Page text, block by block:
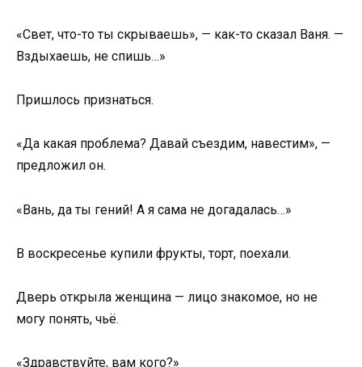
«Свет, что-то ты скрываешь», — как-то сказал Ваня. —
Вздыхаешь, не спишь…»
Пришлось признаться.
«Да какая проблема? Давай съездим, навестим», —
предложил он.
«Вань, да ты гений! А я сама не догадалась…»
В воскресенье купили фрукты, торт, поехали.
Дверь открыла женщина — лицо знакомое, но не
могу понять, чьё.
«Здравствуйте, вам кого?»